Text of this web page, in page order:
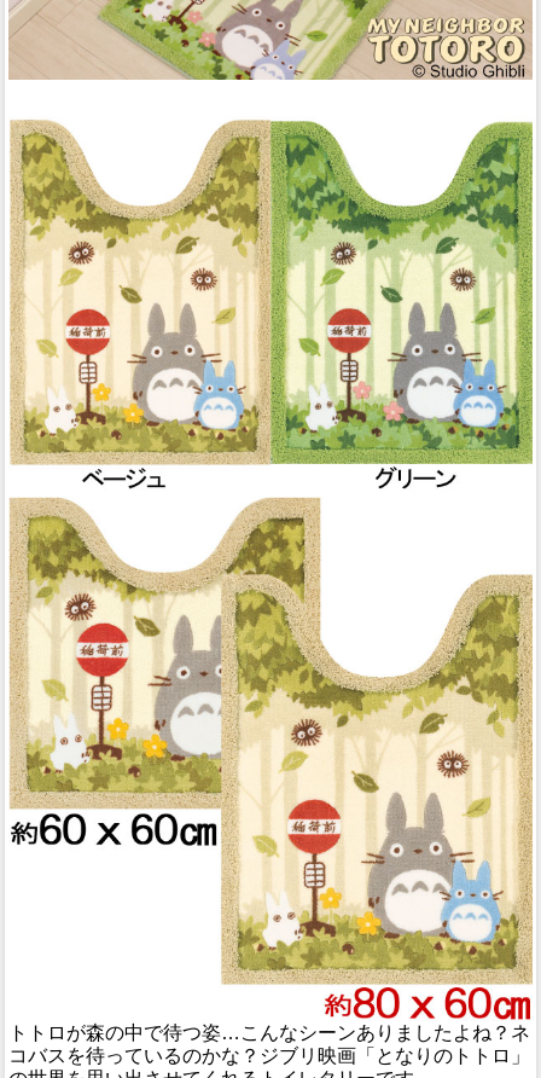
トトロが森の中で待つ姿…こんなシーンありましたよね？ネ
コバスを待っているのかな？ジブリ映画「となりのトトロ」